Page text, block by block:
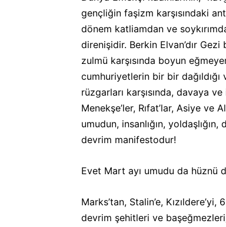
gençliğin faşizm karşısındaki
dönem katliamdan ve
direnişidir. Berkin Elvan’dır
zulmü karşısında boyun
cumhuriyetlerin bir bir
rüzgarları karşısında, davaya
Menekşe’ler, Rıfat’lar, Asiye ve
umudun, insanlığın,
devrim manifestodur!
Evet Mart ayı umudu da hüznü
Marks’tan, Stalin’e,
devrim şehitleri ve